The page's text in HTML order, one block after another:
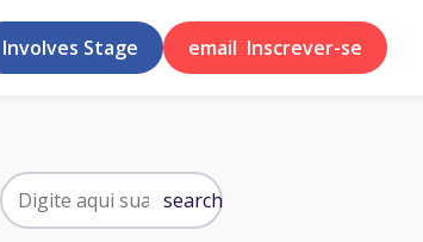
Involves Stage email Inscrever-se
search